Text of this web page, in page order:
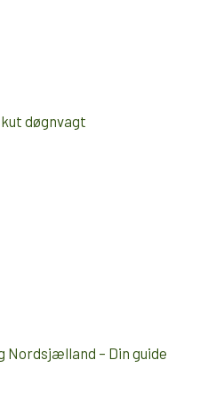
døgnvagt
Nordsjælland – Din guide